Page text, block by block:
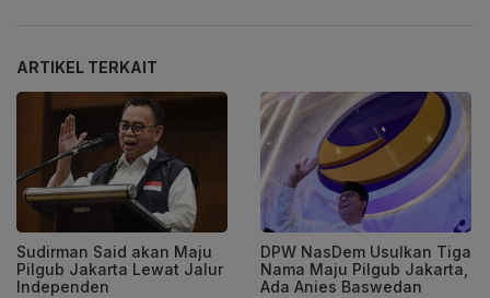
ARTIKEL TERKAIT
Sudirman Said akan Maju
Pilgub Jakarta Lewat Jalur
Independen
DPW NasDem Usulkan Tiga
Nama Maju Pilgub Jakarta,
Ada Anies Baswedan